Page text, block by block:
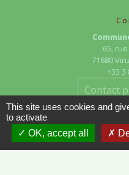
65,
71680
+33 3
Contact
This site uses cookies and
to activate
OK, accept all